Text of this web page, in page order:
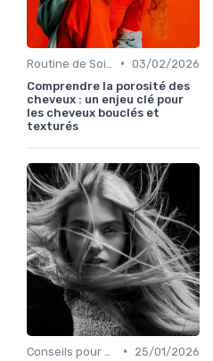
• 03/02/2026
Comprendre la porosité des
cheveux : un enjeu clé pour
les cheveux bouclés et
texturés
•
25/01/2026